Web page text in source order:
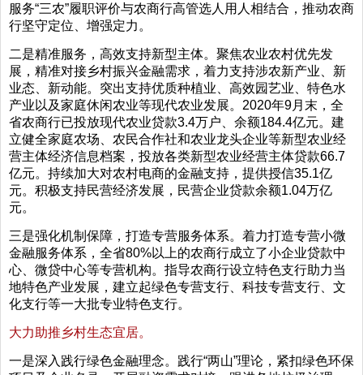
服务“三农”履职评价与农商行高管选人用人相结合，推动农商
行坚守定位、增强定力。
二是精准服务，高效支持新型主体。聚焦农业农村优先发
展，精准对接乡村振兴金融需求，着力支持涉农新产业、新
业态、新动能。突出支持优质种植业、高效园艺业、特色水
产业以及家庭休闲农业等现代农业发展。2020年9月末，全
省农商行已投放现代农业贷款3.4万户、余额184.4亿元。建
立健全家庭农场、农民合作社和农业龙头企业等新型农业经
营主体经济信息档案，投放各类新型农业经营主体贷款66.7
亿元。持续加大对农村电商的金融支持，提供授信35.1亿
元。积极支持民营经济发展，民营企业贷款余额1.04万亿
元。
三是强化机制保障，打造专营服务体系。着力打造专营小微
金融服务体系，全省80%以上的农商行成立了小企业贷款中
心、微贷中心等专营机构。指导农商行设立特色支行助力当
地特色产业发展，建立起绿色专营支行、科技专营支行、文
化支行等一大批专业特色支行。
大力助推乡村生态宜居。
一是深入践行绿色金融理念。践行“两山”理论，紧扣绿色环保